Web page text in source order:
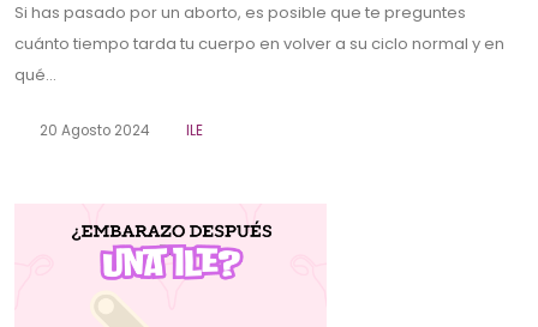
Si has pasado por un aborto, es posible que te preguntes
cuánto tiempo tarda tu cuerpo en volver a su ciclo normal y en
qué...
20 Agosto 2024 ILE